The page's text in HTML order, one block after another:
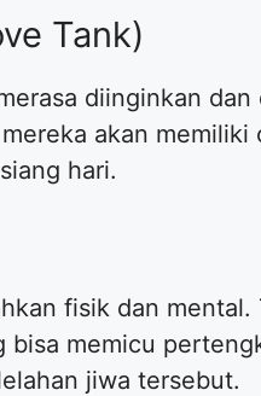
Tank)
diinginkan
akan memiliki
hari.
fisik dan
memicu
jiwa tersebut.